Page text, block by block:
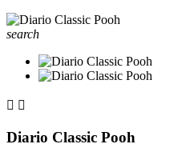
search
 
Diario Classic Pooh